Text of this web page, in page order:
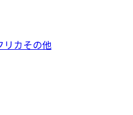
リカその他